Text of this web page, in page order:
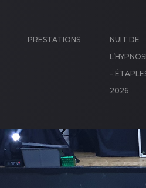
PRESTATIONS
NUIT DE
–
2026